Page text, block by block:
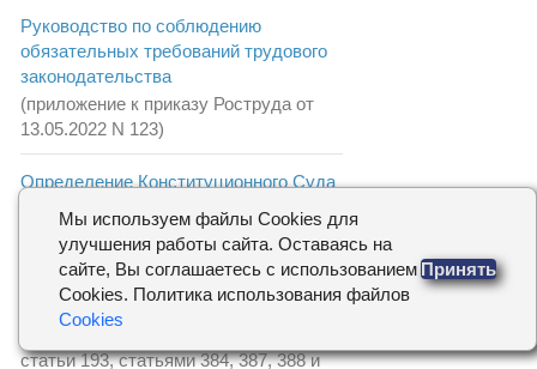
Руководство по соблюдению
обязательных требований трудового
законодательства
(приложение к приказу Роструда от
13.05.2022 N 123)
Определение Конституционного Суда
"Об отказе в принятии к рассмотрению
жалобы граждан Нерсисян Нелли
Яшаевны и Саркисяна Александра
Христафоровича на нарушение их
статьи 193, статьями 384, 387, 388 и
Мы используем файлы Cookies для
улучшения работы сайта. Оставаясь на
сайте, Вы соглашаетесь с использованием
Cookies. Политика использования файлов
Cookies
Принять